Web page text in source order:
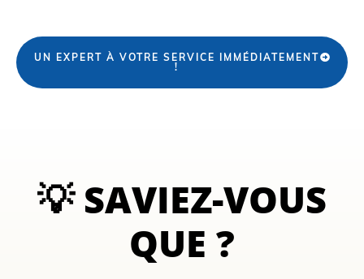
UN EXPERT À VOTRE SERVICE IMMÉDIATEMENT
!
💡 SAVIEZ-VOUS
QUE ?